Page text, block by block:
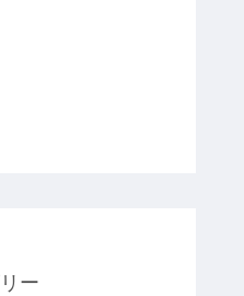
ー